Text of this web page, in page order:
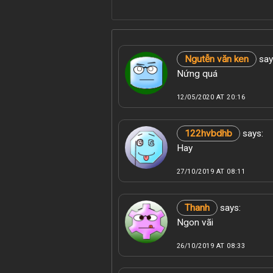
Ngutễn văn ken
Nứng quá
12/05/2020 AT 20:16
122hvbdhb
says:
Hay
27/10/2019 AT 08:11
Thanh
says:
Ngon vãi
26/10/2019 AT 08:33